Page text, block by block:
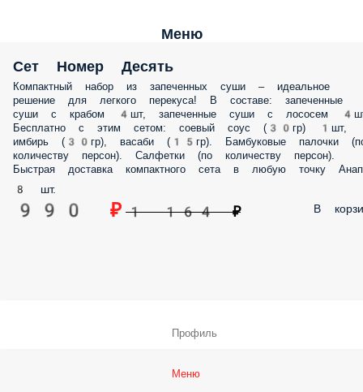
Меню
Сет Номер Десять
Компактный набор из запеченных суши – идеальное
решение для легкого перекуса! В составе: запеченные
суши с крабом 4шт, запеченные суши с лососем
Бесплатно с этим сетом: соевый соус (30гр) 1шт,
имбирь (30гр), васаби (15гр). Бамбуковые палочки
количеству персон). Салфетки (по количеству персон).
Быстрая доставка компактного сета в любую точку
8 шт.
990 ₽ 1 164 ₽ В
Профиль
Меню